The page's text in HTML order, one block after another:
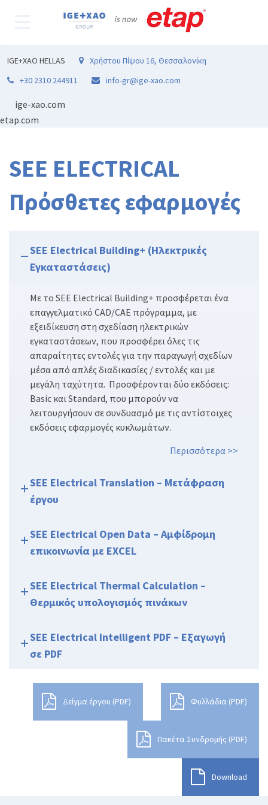
IGE+XAO HELLAS
Χρήστου Πίψου 16, Θεσσαλονίκη
+30 2310 244911
info-gr@ige-xao.com
ige-xao.com
etap.com
SEE ELECTRICAL
Πρόσθετες εφαρμογές
SEE Electrical Building+ (Ηλεκτρικές
Εγκαταστάσεις)
Με το SEE Electrical Building+ προσφέρεται ένα
επαγγελματικό CAD/CAE πρόγραμμα, με
εξειδίκευση στη σχεδίαση ηλεκτρικών
εγκαταστάσεων, που προσφέρει όλες τις
απαραίτητες εντολές για την παραγωγή σχεδίων
μέσα από απλές διαδικασίες / εντολές και με
μεγάλη ταχύτητα. Προσφέρονται δύο εκδόσεις:
Basic και Standard, που μπορούν να
λειτουργήσουν σε συνδυασμό με τις αντίστοιχες
εκδόσεις εφαρμογές κυκλωμάτων.
Περισσότερα >>
SEE Electrical Translation – Μετάφραση
έργου
SEE Electrical Open Data – Αμφίδρομη
επικοινωνία με EXCEL
SEE Electrical Thermal Calculation –
Θερμικός υπολογισμός πινάκων
SEE Electrical Intelligent PDF – Εξαγωγή
σε PDF
Φυλλάδια (PDF)
Δείγμα έργου (PDF)
Πακέτα Συνδρομής (PDF)
Download